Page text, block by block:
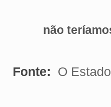
não
Fonte: O